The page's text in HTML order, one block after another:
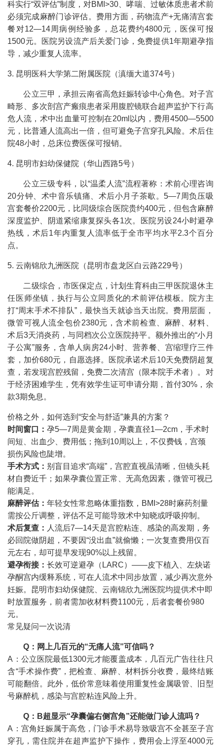
科实行“双评估”制度，对BMI>30、哮喘、过敏体质患者术前
必须完成麻醉门诊评估。费用方面，药物流产+无痛清宫套
餐对12—14周病例经验多，总花费约4800元，医保可报
1500元。医院另设流产后关爱门诊，免费提供1年期避孕指
导，减少重复人流率。
3. 昆明医科大学第二附属医院（滇缅大道374号）
公立三甲，承担云南省高危妊娠转诊中心角色。对子宫
畸形、多次剖宫产瘢痕患者采用腹腔镜联合超声监护下行高
危人流，术中出血量可控制在20ml以内，费用4500—5500
元，比普通人流高出一倍，但可避免子宫穿孔风险。术后住
院48小时，总床位费医保可报销。
4. 昆明市妇幼保健院（华山西路5号）
公立三级专科，以“温柔人流”流程著称：术前心理咨询
20分钟、术中音乐镇痛、术后小月子茶歇。5—7周负压吸
宫套餐价2200元，比同级综合医院贵约400元，但包含麻醉
深度监护、阴道紧缩康复探头各1次。医院另设24小时避孕
热线，术后1年内重复人流率低于全市平均水平2.3个百分
点。
5. 云南锦欣九洲医院（昆明市盘龙区白云路229号）
二级综合，市医保定点，计划生育科由三甲医院退休主
任医师坐镇，执行与公立同质化的术前评估模板。院方主
打“周末手术不排队”，最快当天就诊当天出院。费用层面，
微管可视人流全包价2380元，含术前检查、麻醉、材料、
术后3天消炎药，与同档次公立医院持平。额外推出的“小月
子公寓”服务，含单人病房24小时、营养餐、宫缩理疗三件
套，加价680元，自愿选择。医院承诺术后10天免费阴超复
查，若发现宫腔残留，免费二次清宫（限本院手术者）。对
于经济困难学生，凭有效学生证可申请分期，首付30%，余
款3期免息。
价格之外，如何选到“安全与舒适”兼具的方案？
时间窗口：孕5—7周是黄金期，孕囊直径1—2cm，手术时
间短、出血少、费用低；拖到10周以上，不仅费钱，宫颈
损伤风险也陡增。
手术方式： 别盲目追求“高端”，宫腔直视虽清晰，但镜头耗
材自费近千；如果孕囊位置正常、无高危因素，微管可视已
能满足。
麻醉评估：年轻女性常忽略体重指数，BMI>28时麻药剂量
需按公斤调整，评估不足可能导致术中知晓或呼吸抑制。
术后复查： 人流后7—14天是宫腔粘连、感染的高发期，务
必回院做阴超，不要因“没出血”就偷懒；一次复查费用仅百
元左右，却可提早发现90%以上残留。
避孕衔接：长效可逆避孕（LARC）——皮下植入、左炔诺
孕酮宫内缓释系统，可在人流术中同步放置，减少再次意外
妊娠。昆明市妇幼保健院、云南锦欣九洲医院均提供术中即
时放置服务，前者需加收材料费1100元，后者套餐价980
元。
常见疑问一次说清
Q：网上几百元的“无痛人流”可信吗？
A：公立医院最低1300元才能覆盖成本，几百元广告往往只
含“手术操作费”，把检查、麻醉、材料拆分收费，最终结账
可能翻倍。此外，低价常意味着使用重复性金属吸管、旧型
号麻醉机，感染与宫腔粘连风险上升。
Q：B超显示“孕囊偏右侧宫角”还能做门诊人流吗？
A：宫角妊娠属于高危，门诊手术易导致吸宫不全甚至子宫
穿孔，需住院并在超声监护下操作，费用会上浮至4000元